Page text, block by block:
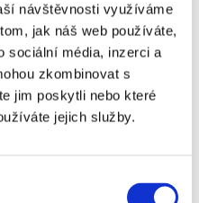
návštěvnosti využíváme
jak náš web používáte,
sociální média, inzerci a
zkombinovat s
jim poskytli nebo které
jejich služby.
než běžný byt -
- Lobzy